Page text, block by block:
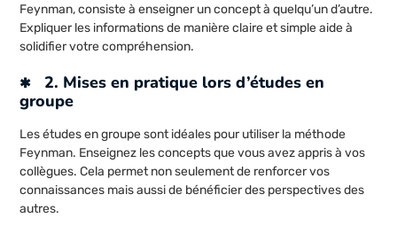
Feynman, consiste à enseigner un concept à quelqu’un d’autre.
Expliquer les informations de manière claire et simple aide à
solidifier votre compréhension.
2. Mises en pratique lors d’études en
groupe
Les études en groupe sont idéales pour utiliser la méthode
Feynman. Enseignez les concepts que vous avez appris à vos
collègues. Cela permet non seulement de renforcer vos
connaissances mais aussi de bénéficier des perspectives des
autres.